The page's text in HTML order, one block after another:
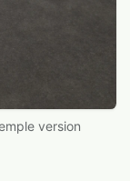
version